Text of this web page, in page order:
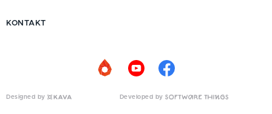
KONTAKT
Designed by Developed by